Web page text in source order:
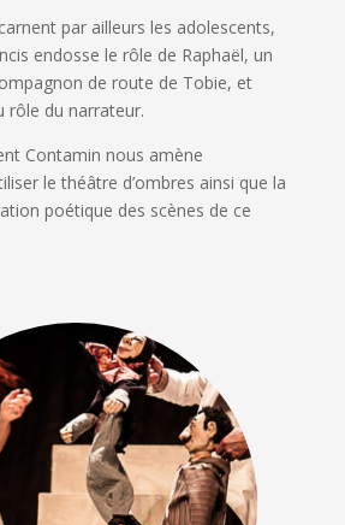
par ailleurs les adolescents,
endosse le rôle de Raphaël, un
de route de Tobie, et
rôle du narrateur.
Contamin nous amène
le théâtre d’ombres ainsi que la
poétique des scènes de ce